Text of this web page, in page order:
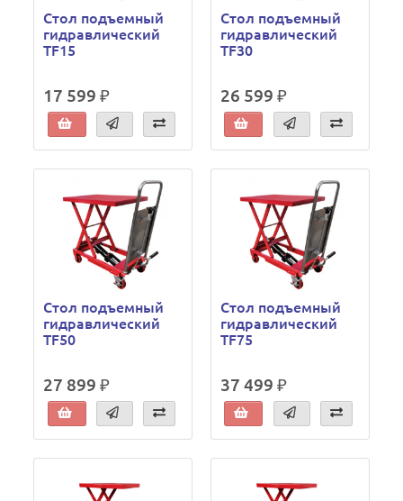
Стол подъемный
гидравлический
TF15
17 599 ₽
Стол подъемный
гидравлический
TF30
26 599 ₽
Стол подъемный
гидравлический
TF50
27 899 ₽
Стол подъемный
гидравлический
TF75
37 499 ₽